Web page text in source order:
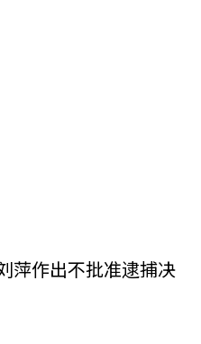
萍作出不批准逮捕决